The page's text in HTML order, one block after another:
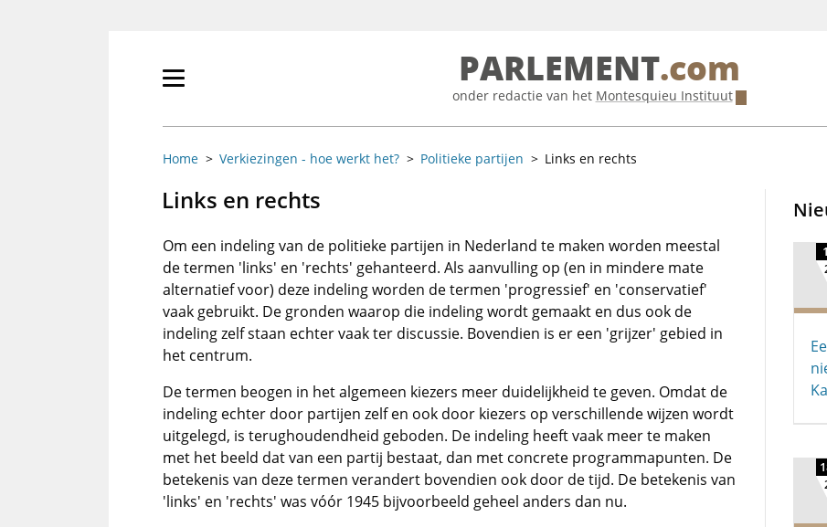
Primair
tonen/verbergen
PARLEMENT.com
onder redactie van het Montesquieu Instituut
Home Verkiezingen - hoe werkt het? Politieke partijen Links en rechts
Links en rechts
Om een indeling van de politieke partijen in Nederland te maken worden meestal
de termen 'links' en 'rechts' gehanteerd. Als aanvulling op (en in mindere mate
alternatief voor) deze indeling worden de termen 'progressief' en 'conservatief'
vaak gebruikt. De gronden waarop die indeling wordt gemaakt en dus ook de
indeling zelf staan echter vaak ter discussie. Bovendien is er een 'grijzer' gebied in
het centrum.
De termen beogen in het algemeen kiezers meer duidelijkheid te geven. Omdat de
indeling echter door partijen zelf en ook door kiezers op verschillende wijzen wordt
uitgelegd, is terughoudendheid geboden. De indeling heeft vaak meer te maken
met het beeld dat van een partij bestaat, dan met concrete programmapunten. De
betekenis van deze termen verandert bovendien ook door de tijd. De betekenis van
'links' en 'rechts' was vóór 1945 bijvoorbeeld geheel anders dan nu.